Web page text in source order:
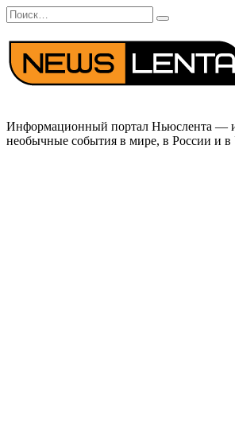
Перейти
к
содержанию
Search
for:
Информационный портал Ньюслента —
необычные события в мире, в России и в